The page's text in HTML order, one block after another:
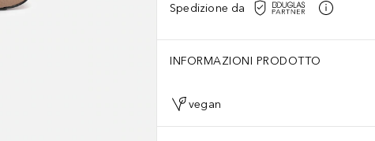
Spedizione da
INFORMAZIONI PRODOTTO
vegan